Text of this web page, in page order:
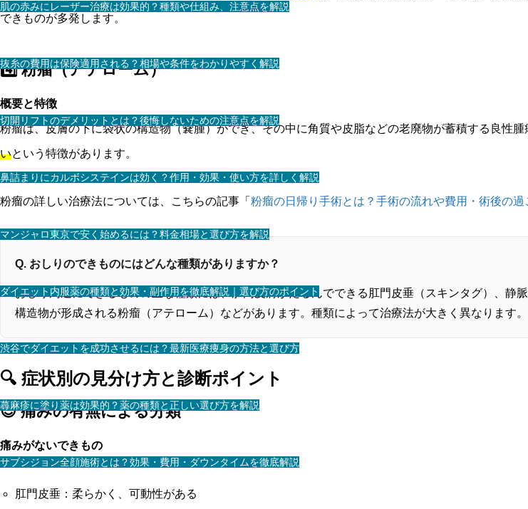
肌の赤みにレーザー治療は効果的？種類や仕組み、注意点を解説
抜糸の費用は保険適用される？相場や条件をわかりやすく解説
切開リフトのデメリットとは？後悔しないための注意点を解説
鼻詰まりにカルボシステインは効く？作用・効果・使い方を詳しく解説
マンジャロ東京で安く始めるには？料金相場と選び方を解説
ダイエット内服薬の種類と効果・副作用を徹底解説｜選び方のポイント
渋谷でダイエットを成功させるには？最新医療痩身の方法と選び方
蕁麻疹に塗り薬は効果的？薬の種類と正しい選び方を解説
サブシジョン全顔施術とは？効果・費用・ダウンタイムを徹底解説
できものが多発します。
4️⃣ 粉瘤（アテローム）
概要と特徴
粉瘤は、皮膚の下に袋状の構造物（嚢腫）ができ、その中に角質や皮脂などの老廃物が蓄積する良性腫
いという特徴があります。
粉瘤の詳しい治療法については、こちらの記事「 粉瘤の日帰り手術とは？手術の流れや費用・術後の過
Q. おしりのできものにはどんな種類がありますか？
おしり周辺にできるものの主な種類には、肛門皮膚がたるんでできる肛門皮垂（スキンタグ）、
構造物が形成される粉瘤（アテローム）などがあります。種類によって治療法が大きく異なります。
🔍 症状別の見分け方と診断ポイント
😌 痛みの有無による分類
痛みがないできもの
肛門皮垂：柔らかく、可動性がある